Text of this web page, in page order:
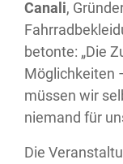
Canali,
betonte: „Die
Möglichkeiten
müssen wir
niemand für
Die